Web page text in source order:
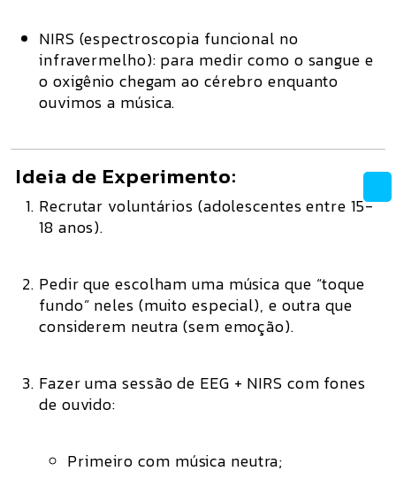
NIRS (espectroscopia funcional no
infravermelho): para medir como o sangue e
o oxigênio chegam ao cérebro enquanto
ouvimos a música.
Ideia de Experimento:
Recrutar voluntários (adolescentes entre 15-
18 anos).
Pedir que escolham uma música que “toque
fundo” neles (muito especial), e outra que
considerem neutra (sem emoção).
Fazer uma sessão de EEG + NIRS com fones
de ouvido:
Primeiro com música neutra;